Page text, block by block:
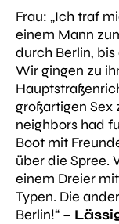
Frau: „Ich traf
einem Mann
durch Berlin,
Wir gingen zu
großartigen Sex
neighbors had
Boot mit
über die Spree.
einem Dreier
Typen. Die
Berlin!“ –